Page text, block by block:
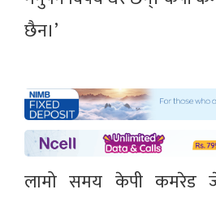
छैन।’
लामो समय केपी कमरेड